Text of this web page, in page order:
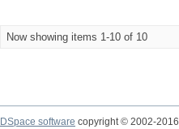
Now showing items 1-10 of 10
DSpace software copyright © 2002-2016